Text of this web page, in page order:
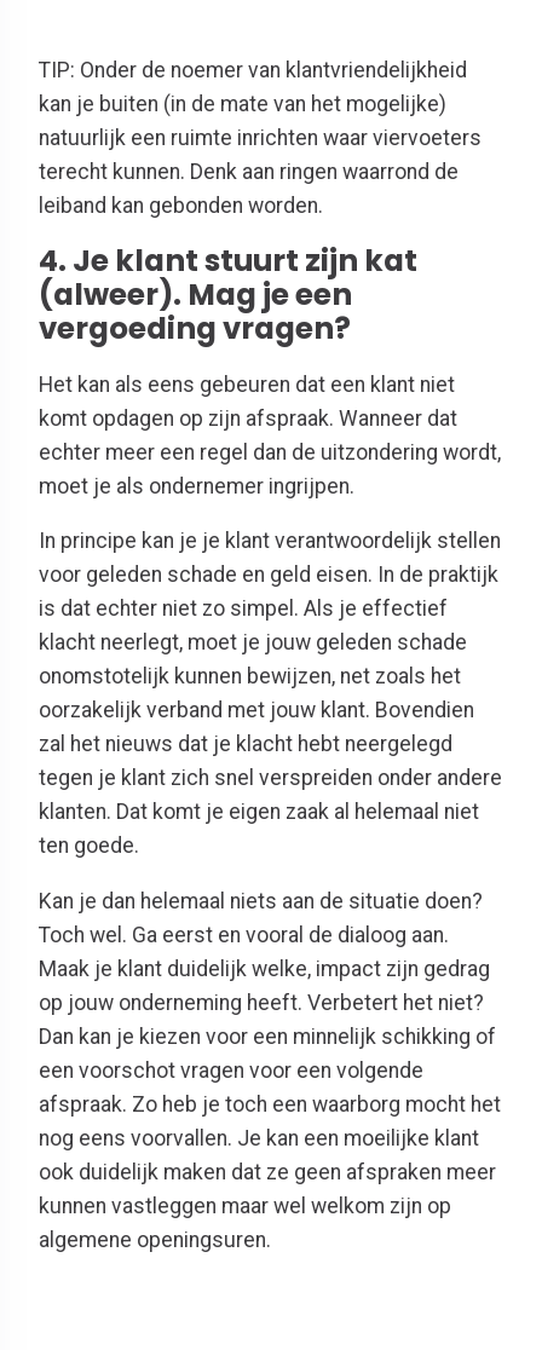
TIP: Onder de noemer van klantvriendelijkheid
kan je buiten (in de mate van het mogelijke)
natuurlijk een ruimte inrichten waar viervoeters
terecht kunnen. Denk aan ringen waarrond de
leiband kan gebonden worden.
4. Je klant stuurt zijn kat
(alweer). Mag je een
vergoeding vragen?
Het kan als eens gebeuren dat een klant niet
komt opdagen op zijn afspraak. Wanneer dat
echter meer een regel dan de uitzondering wordt,
moet je als ondernemer ingrijpen.
In principe kan je je klant verantwoordelijk stellen
voor geleden schade en geld eisen. In de praktijk
is dat echter niet zo simpel. Als je effectief
klacht neerlegt, moet je jouw geleden schade
onomstotelijk kunnen bewijzen, net zoals het
oorzakelijk verband met jouw klant. Bovendien
zal het nieuws dat je klacht hebt neergelegd
tegen je klant zich snel verspreiden onder andere
klanten. Dat komt je eigen zaak al helemaal niet
ten goede.
Kan je dan helemaal niets aan de situatie doen?
Toch wel. Ga eerst en vooral de dialoog aan.
Maak je klant duidelijk welke, impact zijn gedrag
op jouw onderneming heeft. Verbetert het niet?
Dan kan je kiezen voor een minnelijk schikking of
een voorschot vragen voor een volgende
afspraak. Zo heb je toch een waarborg mocht het
nog eens voorvallen. Je kan een moeilijke klant
ook duidelijk maken dat ze geen afspraken meer
kunnen vastleggen maar wel welkom zijn op
algemene openingsuren.